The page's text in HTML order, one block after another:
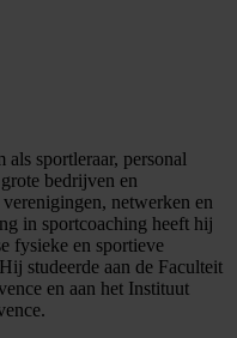
sportleraar, personal
bedrijven en
netwerken en
in sportcoaching heeft hij
fysieke en sportieve
studeerde aan de Faculteit
en aan het Instituut